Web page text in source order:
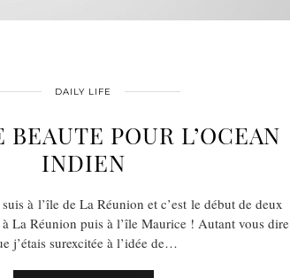
DAILY LIFE
BEAUTE POUR L’OCEAN
INDIEN
à l’île de La Réunion et c’est le début de deux
à La Réunion puis à l’île Maurice ! Autant vous dire
j’étais surexcitée à l’idée de…